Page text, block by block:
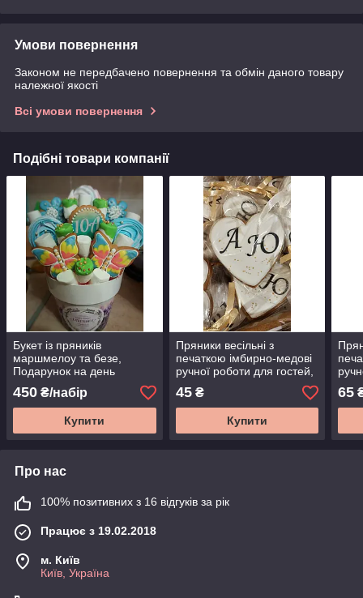
Умови повернення
Законом не передбачено повернення та обмін даного товару
належної якості
Всі умови повернення
Подібні товари компанії
Букет із пряників
маршмелоу та безе,
Подарунок на день
вчителя, Перше вересня,
букет із солодощів у
горщику
450 ₴/набір
Купити
Пряники весільні з
печаткою імбирно-медові
ручної роботи для гостей,
з ініціалами, бонбоньєрки
на весілля.
45₴
Купити
з
на
65
Про нас
100% позитивних з 16 відгуків за рік
Працює з 19.02.2018
м. Київ
Київ, Україна